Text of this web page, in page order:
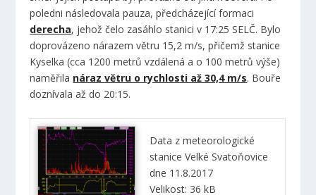
poledni následovala pauza, předcházející formaci
derecha, jehož čelo zasáhlo stanici v 17:25 SELČ. Bylo
doprovázeno nárazem větru 15,2 m/s, přičemž stanice
Kyselka (cca 1200 metrů vzdálená a o 100 metrů výše)
naměřila náraz větru o rychlosti až 30,4 m/s. Bouře
doznívala až do 20:15.
Data z meteorologické
stanice Velké Svatoňovice
dne 11.8.2017
Velikost: 36 kB